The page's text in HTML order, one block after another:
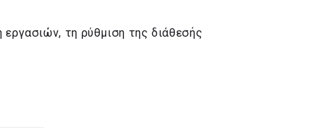
τη ρύθμιση της διάθεσής